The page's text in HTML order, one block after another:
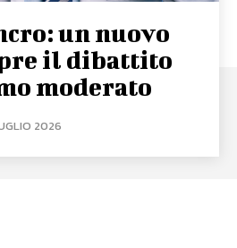
un nuovo
il dibattito
moderato
2026